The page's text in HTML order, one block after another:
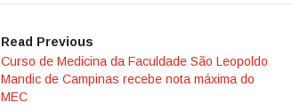
Read Previous
Curso de Medicina da Faculdade São Leopoldo
Mandic de Campinas recebe nota máxima do
MEC